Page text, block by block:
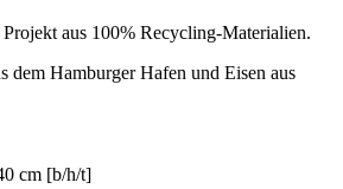
aus 100% Recycling-Materialien.
dem Hamburger Hafen und Eisen aus
cm [b/h/t]